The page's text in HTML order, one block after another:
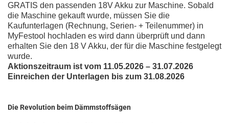
GRATIS den passenden 18V Akku zur Maschine. Sobald
die Maschine gekauft wurde, müssen Sie die
Kaufunterlagen (Rechnung, Serien- + Teilenummer) in
MyFestool hochladen es wird dann überprüft und dann
erhalten Sie den 18 V Akku, der für die Maschine festgelegt
wurde.
Aktionszeitraum ist vom 11.05.2026 – 31.07.2026
Einreichen der Unterlagen bis zum 31.08.2026
Die Revolution beim Dämmstoffsägen